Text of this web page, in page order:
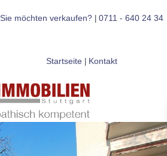
Sie möchten verkaufen?| 0711 - 640 24 34
Startseite| Kontakt